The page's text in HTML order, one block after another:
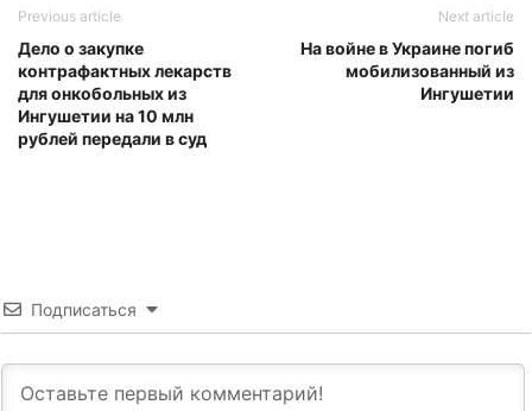
Previous article
Дело о закупке
контрафактных лекарств
для онкобольных из
Ингушетии на 10 млн
рублей передали в суд
Next article
На войне в Украине погиб
мобилизованный из
Ингушетии
Подписаться